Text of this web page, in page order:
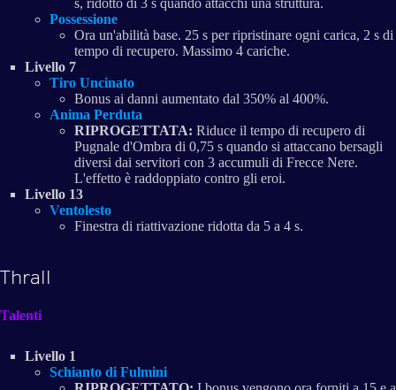
s, ridotto di 3 s quando attacchi una struttura.
Possessione
Ora un'abilità base. 25 s per ripristinare ogni carica, 2 s di
tempo di recupero. Massimo 4 cariche.
Livello 7
Tiro Uncinato
Bonus ai danni aumentato dal 350% al 400%.
Anima Perduta
RIPROGETTATA: Riduce il tempo di recupero di
Pugnale d'Ombra di 0,75 s quando si attaccano bersagli
diversi dai servitori con 3 accumuli di Frecce Nere.
L'effetto è raddoppiato contro gli eroi.
Livello 13
Ventolesto
Finestra di riattivazione ridotta da 5 a 4 s.
Thrall
Talenti
Livello 1
Schianto di Fulmini